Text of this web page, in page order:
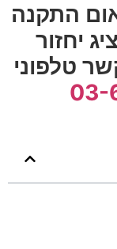
התקנה
יחזור
טלפוני
03-